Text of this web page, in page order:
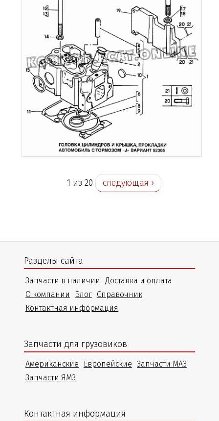
1 из 20 следующая ›
Разделы сайта
Запчасти в наличии
Доставка и оплата
О компании
Блог Справочник
Контактная информация
Запчасти для грузовиков
Американские Европейские Запчасти МАЗ
Запчасти ЯМЗ
Контактная информация